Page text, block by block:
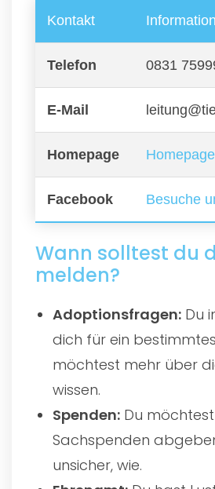
Kontakt
Telefon 0831
E-Mail
Homepage
Facebook Besuche
Wann solltest du
melden?
Adoptionsfragen: Du
dich für ein
möchtest mehr über
wissen.
Spenden: Du
Sachspenden
unsicher, wie.